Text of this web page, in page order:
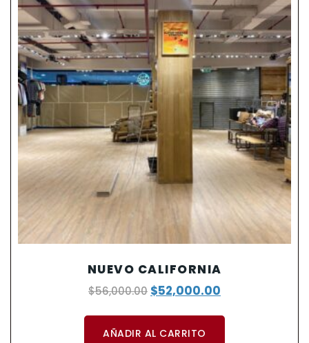
NUEVO CALIFORNIA
$56,000.00 $52,000.00
AÑADIR AL CARRITO